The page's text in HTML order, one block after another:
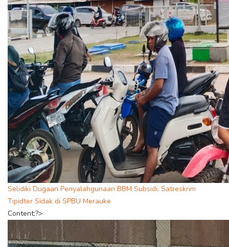
Selidiki Dugaan Penyalahgunaan BBM Subsidi, Satreskrim
Tipidter Sidak di SPBU Merauke
Content;?>